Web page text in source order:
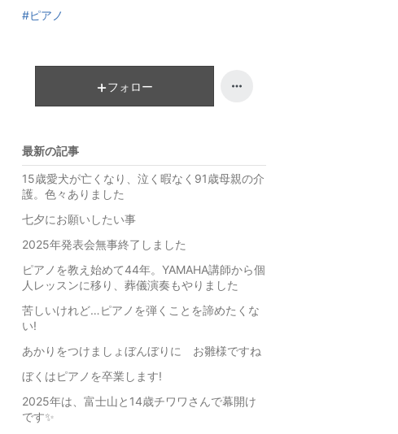
#ピアノ
フォロー
最新の記事
15歳愛犬が亡くなり、泣く暇なく91歳母親の介
護。色々ありました
七夕にお願いしたい事
2025年発表会無事終了しました
ピアノを教え始めて44年。YAMAHA講師から個
人レッスンに移り、葬儀演奏もやりました
苦しいけれど…ピアノを弾くことを諦めたくな
い!
あかりをつけましょぼんぼりに お雛様ですね
ぼくはピアノを卒業します!
2025年は、富士山と14歳チワワさんで幕開け
です✨